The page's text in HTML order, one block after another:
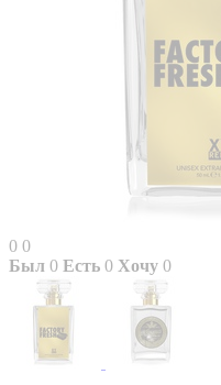
0 0
Был 0 Есть 0 Хочу 0